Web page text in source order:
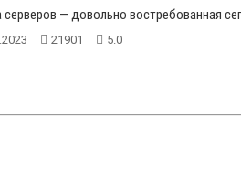
— довольно востребованная
21901 5.0